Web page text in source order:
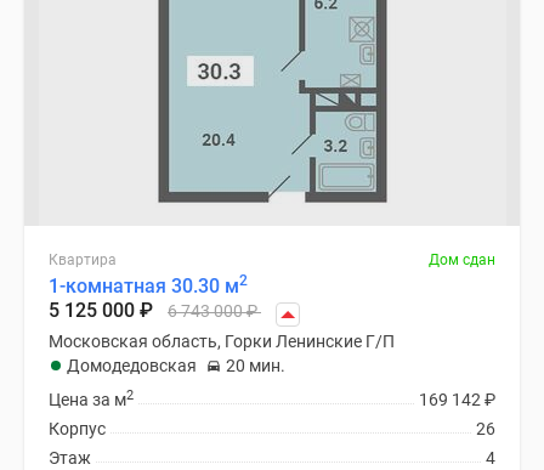
Квартира Дом сдан
1-комнатная 30.30 м2
5 125 000 ₽ 6 743 000₽
Московская область, Горки Ленинские Г/П
Домодедовская
20 мин.
169 142 ₽
Цена за м2
26
Корпус
4
Этаж